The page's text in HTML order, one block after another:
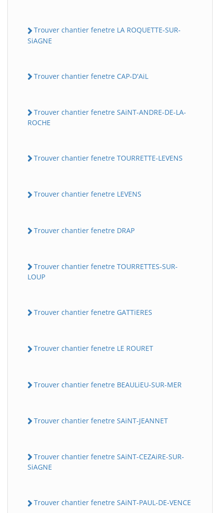
Trouver chantier fenetre LA ROQUETTE-SUR-
SiAGNE
Trouver chantier fenetre CAP-D'AiL
Trouver chantier fenetre SAiNT-ANDRE-DE-LA-
ROCHE
Trouver chantier fenetre TOURRETTE-LEVENS
Trouver chantier fenetre LEVENS
Trouver chantier fenetre DRAP
Trouver chantier fenetre TOURRETTES-SUR-
LOUP
Trouver chantier fenetre GATTiERES
Trouver chantier fenetre LE ROURET
Trouver chantier fenetre BEAULiEU-SUR-MER
Trouver chantier fenetre SAiNT-JEANNET
Trouver chantier fenetre SAiNT-CEZAiRE-SUR-
SiAGNE
Trouver chantier fenetre SAiNT-PAUL-DE-VENCE